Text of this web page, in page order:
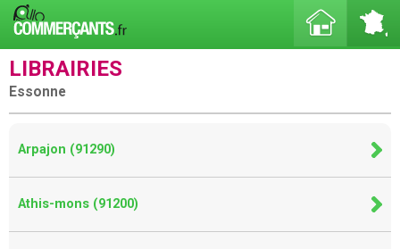
LIBRAIRIES
Essonne
Arpajon (91290)
Athis-mons (91200)